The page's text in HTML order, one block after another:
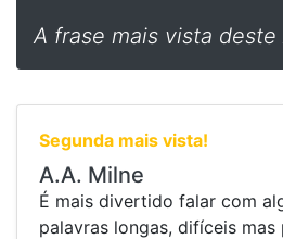
A frase mais vista deste
Segunda mais vista!
A.A. Milne
É mais divertido falar com
palavras longas, difíceis mas